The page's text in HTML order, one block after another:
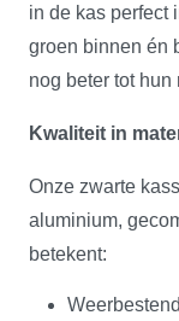
in de kas perfect
groen binnen én
nog beter tot hun
Kwaliteit in
Onze zwarte
aluminium,
betekent: